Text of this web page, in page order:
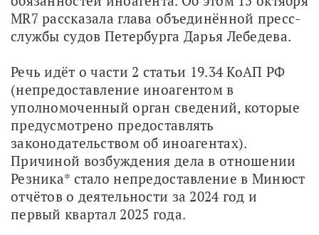
MR7 рассказала глава объединённой пресс-
службы судов Петербурга Дарья Лебедева.
Речь идёт о части 2 статьи 19.34 КоАП РФ
(непредоставление иноагентом в
уполномоченный орган сведений, которые
предусмотрено предоставлять
законодательством об иноагентах).
Причиной возбуждения дела в отношении
Резника* стало непредоставление в Минюст
отчётов о деятельности за 2024 год и
первый квартал 2025 года.